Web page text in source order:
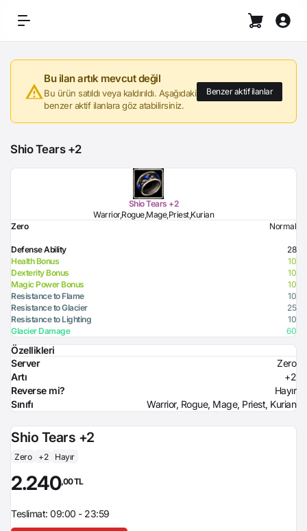
Bu ilan artık mevcut değil
Bu ürün satıldı veya kaldırıldı. Aşağıdaki
benzer aktif ilanlara göz atabilirsiniz.
Benzer aktif ilanlar
Shio Tears +2
Shio Tears +2
Warrior,Rogue,Mage,Priest,Kurian
Zero
Normal
Defense Ability
28
Health Bonus
10
Dexterity Bonus
10
Magic Power Bonus
10
Resistance to Flame
10
Resistance to Glacier
25
Resistance to Lighting
10
Glacier Damage
60
Özellikleri
Server
Zero
Artı
+2
Reverse mi?
Hayır
Sınıfı
Warrior, Rogue, Mage, Priest, Kurian
Shio Tears +2
Zero +2 Hayır
2.240,00 TL
Teslimat: 09:00 - 23:59